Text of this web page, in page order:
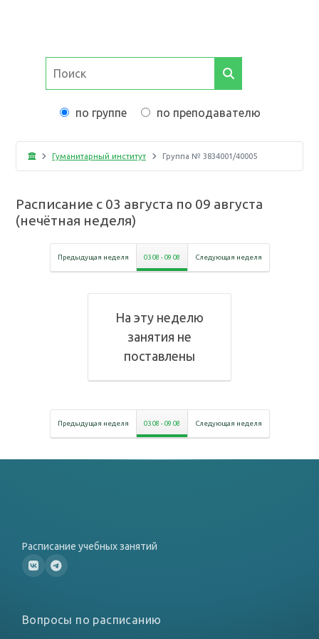
по группе по преподавателю
Гуманитарный институт Группа № 3834001/40005
Расписание с 03 августа по 09 августа
(нечётная неделя)
Предыдущая неделя 03 08 -09 08 Следующая неделя
На эту неделю
занятия не
поставлены
Предыдущая неделя 03 08 -09 08 Следующая неделя
Расписание учебных занятий
Вопросы по расписанию